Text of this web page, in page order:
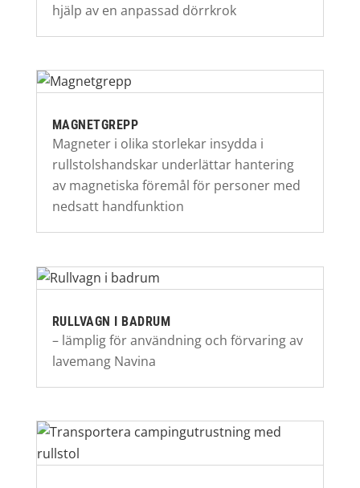
hjälp av en anpassad dörrkrok
MAGNETGREPP
Magneter i olika storlekar insydda i
rullstolshandskar underlättar hantering
av magnetiska föremål för personer med
nedsatt handfunktion
RULLVAGN I BADRUM
– lämplig för användning och förvaring av
lavemang Navina